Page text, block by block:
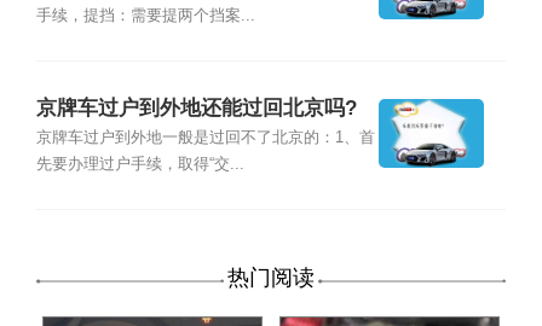
手续，提挡：需要提两个挡案...
京牌车过户到外地还能过回北京吗?
京牌车过户到外地一般是过回不了北京的：1、首
先要办理过户手续，取得“交...
热门阅读